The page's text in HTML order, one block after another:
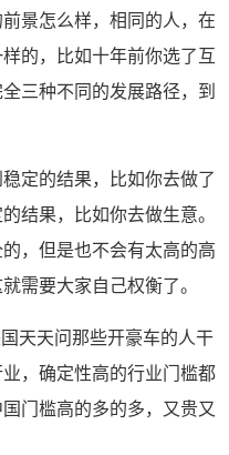
景怎么样，相同的人，在
的，比如十年前你选了互
三种不同的发展路径，到
定的结果，比如你去做了
结果，比如你去做生意。
，但是也不会有太高的高
需要大家自己权衡了。
天天问那些开豪车的人干
，确定性高的行业门槛都
门槛高的多的多，又贵又